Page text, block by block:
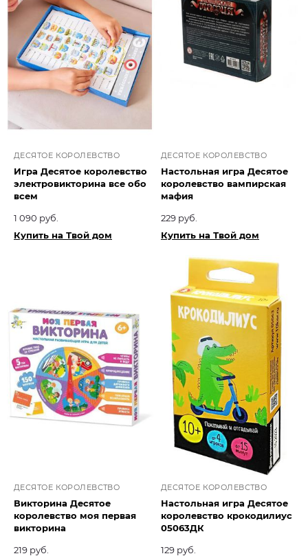
ДЕСЯТОЕ КОРОЛЕВСТВО
Игра Десятое королевство
электровикторина все обо
всем
1 090 руб.
Купить на Твой дом
ДЕСЯТОЕ КОРОЛЕВСТВО
Настольная игра Десятое
королевство вампирская
мафия
229 руб.
Купить на Твой дом
ДЕСЯТОЕ КОРОЛЕВСТВО
Викторина Десятое
королевство моя первая
викторина
219 руб.
ДЕСЯТОЕ КОРОЛЕВСТВО
Настольная игра Десятое
королевство крокодилиус
05063ДК
129 руб.